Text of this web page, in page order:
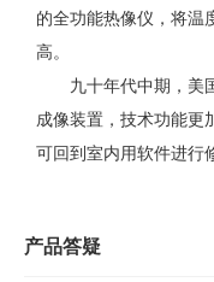
的全功能热像仪，将温
高。
九十年代中期，美国
成像装置，技术功能更
可回到室内用软件进行
产品答疑